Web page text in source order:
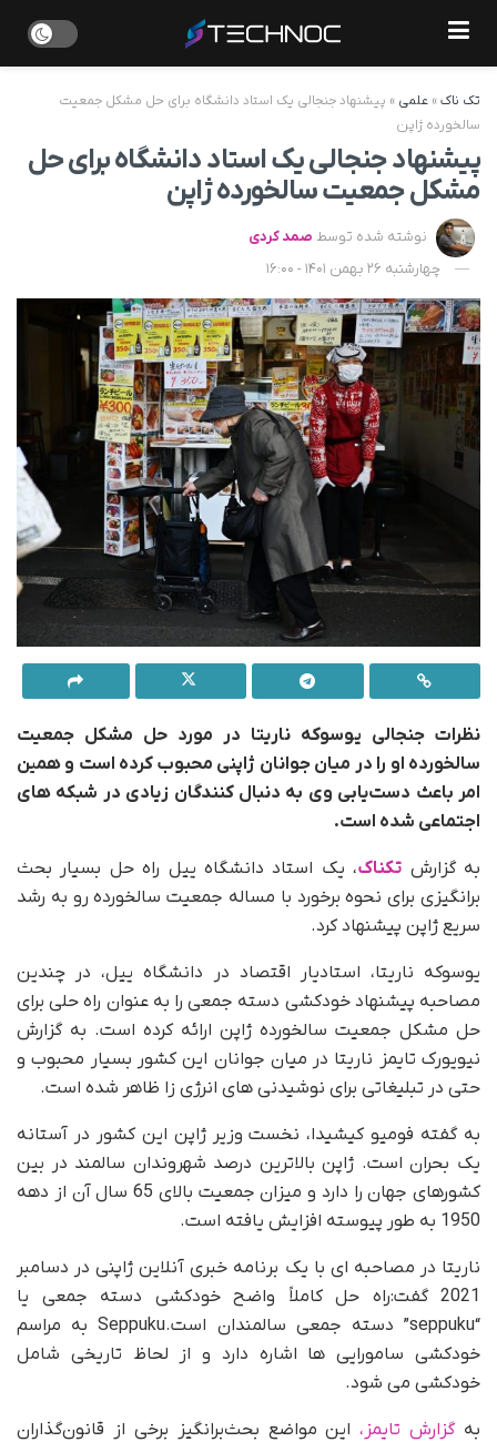
تک ناک» علمی » پیشنهاد جنجالی یک استاد دانشگاه برای حل مشکل جمعیت
سالخورده ژاپن
پیشنهاد جنجالی یک استاد دانشگاه برای حل
مشکل جمعیت سالخورده ژاپن
نوشته شده توسط صمد کردی
چهارشنبه 26 بهمن 1401 - 16:00
نظرات جنجالی یوسوکه ناریتا در مورد حل مشکل جمعیت
سالخورده او را در میان جوانان ژاپنی محبوب کرده است و همین
امر باعث دست‌یابی وی به دنبال کنندگان زیادی در شبکه های
اجتماعی شده است.
به گزارش تکناک، یک استاد دانشگاه ییل راه حل بسیار بحث
برانگیزی برای نحوه برخورد با مساله جمعیت سالخورده رو به رشد
سریع ژاپن پیشنهاد کرد.
یوسوکه ناریتا، استادیار اقتصاد در دانشگاه ییل، در چندین
مصاحبه پیشنهاد خودکشی دسته جمعی را به عنوان راه حلی برای
حل مشکل جمعیت سالخورده ژاپن ارائه کرده است. به گزارش
نیویورک تایمز ناریتا در میان جوانان این کشور بسیار محبوب و
حتی در تبلیغاتی برای نوشیدنی های انرژی زا ظاهر شده است.
به گفته فومیو کیشیدا، نخست وزیر ژاپن این کشور در آستانه
یک بحران است. ژاپن بالاترین درصد شهروندان سالمند در بین
کشورهای جهان را دارد و میزان جمعیت بالای 65 سال آن از دهه
1950 به طور پیوسته افزایش یافته است.
ناریتا در مصاحبه ای با یک برنامه خبری آنلاین ژاپنی در دسامبر
2021 گفت:راه حل کاملاً واضح خودکشی دسته جمعی یا
“seppuku” دسته جمعی سالمندان است.Seppuku به مراسم
خودکشی سامورایی ها اشاره دارد و از لحاظ تاریخی شامل
خودکشی می شود.
بهگزارش تایمز،این مواضع بحث‌برانگیز برخی از قانون‌گذاران